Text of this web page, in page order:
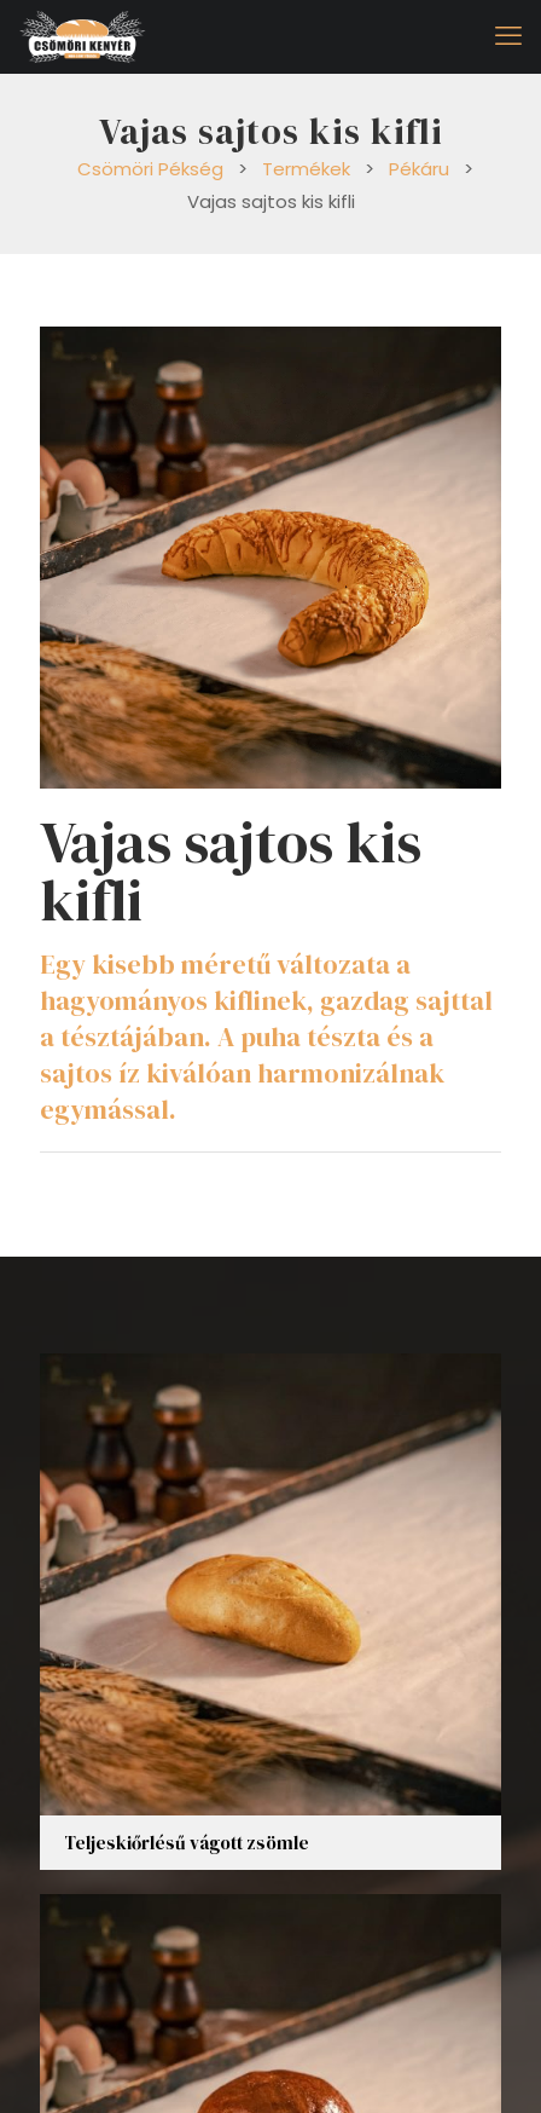
Vajas sajtos kis kifli
Csömöri Pékség > Termékek > Pékáru
>
Vajas sajtos kis kifli
Vajas sajtos kis
kifli
Egy kisebb méretű változata a
hagyományos kiflinek, gazdag sajttal
a tésztájában. A puha tészta és a
sajtos íz kiválóan harmonizálnak
egymással.
Teljeskiőrlésű vágott zsömle